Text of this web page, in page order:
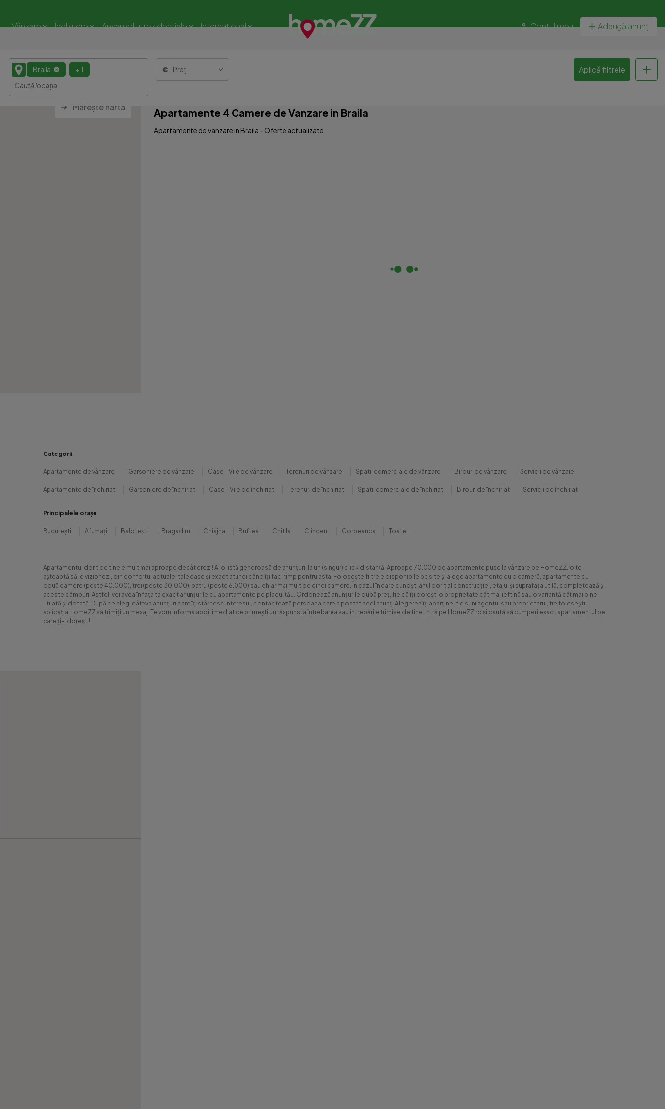
Vânzare Închiriere Ansambluri rezidențiale Internațional Contul meu Adaugă anunț
Braila + 1 Preț Aplică filtrele
Mărește harta Apartamente 4 Camere de Vanzare in Braila
Apartamente de vanzare in Braila - Oferte actualizate
Categorii
Apartamente de vânzare Garsoniere de vânzare Case - Vile de vânzare Terenuri de vânzare Spatii comerciale de vânzare Birouri de vânzare Servicii de vânzare
Apartamente de închiriat Garsoniere de închiriat Case - Vile de închiriat Terenuri de închiriat Spatii comerciale de închiriat Birouri de închiriat Servicii de închiriat
Principalele orașe
București Afumați Balotești Bragadiru Chiajna Buftea Chitila Clinceni Corbeanca Toate...
Apartamentul dorit de tine e mult mai aproape decât crezi! Ai o listă generoasă de anunțuri, la un (singur) click distanță! Aproape 70.000 de apartamente puse la vânzare pe HomeZZ.ro te
așteaptă să le vizionezi, din confortul actualei tale case și exact atunci când îți faci timp pentru asta. Folosește filtrele disponibile pe site și alege apartamente cu o cameră, apartamente cu
două camere (peste 40.000), trei (peste 30.000), patru (peste 6.000) sau chiar mai mult de cinci camere. În cazul în care cunoști anul dorit al construcției, etajul și suprafața utilă, completează și
aceste câmpuri. Astfel, vei avea în fața ta exact anunțurile cu apartamente pe placul tău. Ordonează anunțurile după preț, fie că îți dorești o proprietate cât mai ieftină sau o variantă cât mai bine
utilată și dotată. După ce alegi câteva anunțuri care îți stârnesc interesul, contactează persoana care a postat acel anunț. Alegerea îți aparține: fie suni agentul sau proprietarul, fie folosești
aplicația HomeZZ să trimiți un mesaj. Te vom informa apoi, imediat ce primești un răspuns la întrebarea sau întrebările trimise de tine. Intră pe HomeZZ.ro și caută să cumperi exact apartamentul pe
care ți-l dorești!